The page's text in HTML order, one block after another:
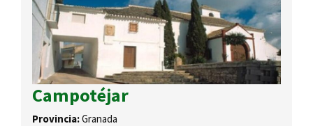
Campotéjar
Provincia:Granada